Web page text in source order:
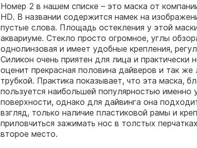
Номер 2 в нашем списке – это маска от
HD. В названии содержится намек на
пустые слова. Площадь остекления у этой
аквариуме. Стекло просто огромное, углы
однолинзовая и имеет удобные крепления,
Силикон очень приятен для лица и практически
оценит прекрасная половина дайверов и так
трубкой. Практика показывает, что эта маска,
пользуется наибольшей популярностью именно
поверхности, однако для дайвинга она
взгляд, только наличие пластиковой рамы и
приловчиться зажимать нос в толстых
второе место.